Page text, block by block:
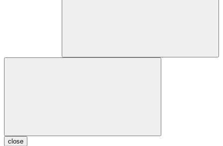
close